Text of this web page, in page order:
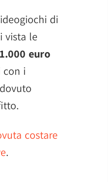
di
vista le
euro
con i
costare
.